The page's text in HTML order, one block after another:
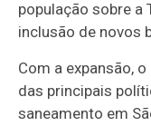
população sobre a
inclusão de novos
Com a expansão,
das principais
saneamento em